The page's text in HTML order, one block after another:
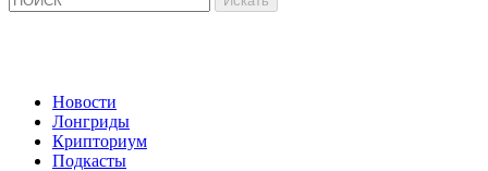
Новости
Лонгриды
Крипториум
Подкасты